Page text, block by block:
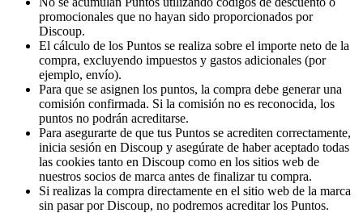
promocionales que no hayan sido proporcionados por
Discoup.
El cálculo de los Puntos se realiza sobre el importe neto de la
compra, excluyendo impuestos y gastos adicionales (por
ejemplo, envío).
Para que se asignen los puntos, la compra debe generar una
comisión confirmada. Si la comisión no es reconocida, los
puntos no podrán acreditarse.
Para asegurarte de que tus Puntos se acrediten correctamente,
inicia sesión en Discoup y asegúrate de haber aceptado todas
las cookies tanto en Discoup como en los sitios web de
nuestros socios de marca antes de finalizar tu compra.
Si realizas la compra directamente en el sitio web de la marca
sin pasar por Discoup, no podremos acreditar los Puntos.